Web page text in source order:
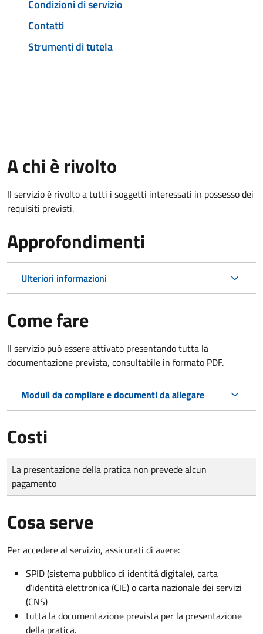
Condizioni di servizio
Contatti
Strumenti di tutela
A chi è rivolto
Il servizio è rivolto a tutti i soggetti interessati in possesso dei
requisiti previsti.
Approfondimenti
Ulteriori informazioni
Come fare
Il servizio può essere attivato presentando tutta la
documentazione prevista, consultabile in formato PDF.
Moduli da compilare e documenti da allegare
Costi
Tipo di pagamento
Importo
La presentazione della pratica non prevede alcun
pagamento
Cosa serve
Per accedere al servizio, assicurati di avere:
SPID (sistema pubblico di identità digitale), carta
d’identità elettronica (CIE) o carta nazionale dei servizi
(CNS)
tutta la documentazione prevista per la presentazione
della pratica.